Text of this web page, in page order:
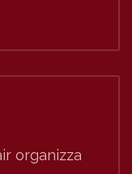
organizza